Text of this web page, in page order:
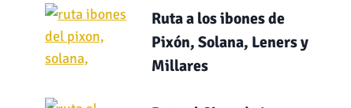
Ruta a los ibones de
Pixón, Solana, Leners y
Millares